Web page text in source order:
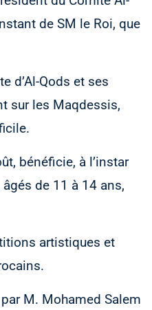
de SM le Roi, que
d’Al-Qods et ses
sur les Maqdessis,
bénéficie, à l’instar
de 11 à 14 ans,
artistiques et
M. Mohamed Salem